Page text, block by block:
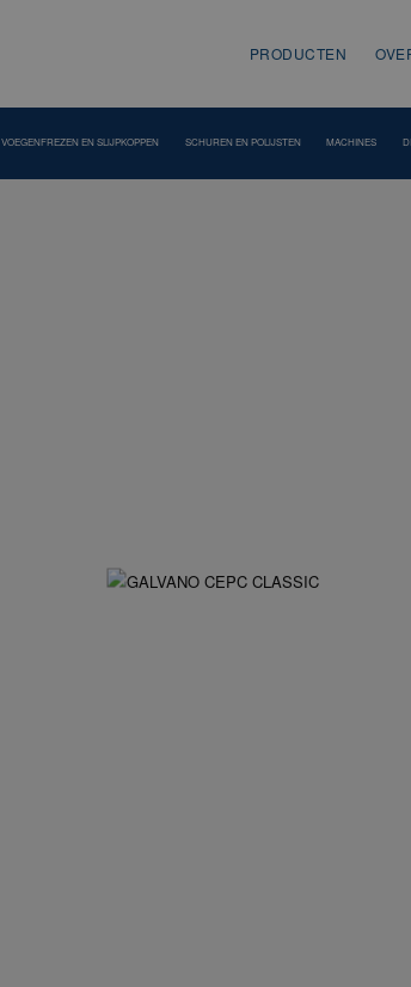
PRODUCTEN
VOEGENFREZEN EN SLIJPKOPPEN SCHUREN EN POLIJSTEN MACHINES